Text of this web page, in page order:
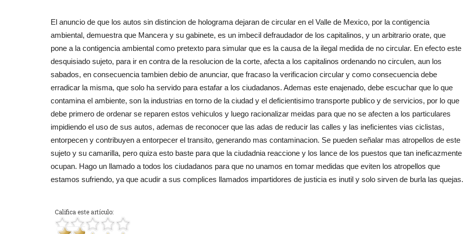
El anuncio de que los autos sin distincion de holograma dejaran de circular en el Valle de Mexico, por la contigencia
ambiental, demuestra que Mancera y su gabinete, es un imbecil defraudador de los capitalinos, y un arbitrario orate, que
pone a la contigencia ambiental como pretexto para simular que es la causa de la ilegal medida de no circular. En efecto este
desquisiado sujeto, para ir en contra de la resolucion de la corte, afecta a los capitalinos ordenando no circulen, aun los
sabados, en consecuencia tambien debio de anunciar, que fracaso la verificacion circular y como consecuencia debe
erradicar la misma, que solo ha servido para estafar a los ciudadanos. Ademas este enajenado, debe escuchar que lo que
contamina el ambiente, son la industrias en torno de la ciudad y el deficientisimo transporte publico y de servicios, por lo que
debe primero de ordenar se reparen estos vehiculos y luego racionalizar meidas para que no se afecten a los particulares
impidiendo el uso de sus autos, ademas de reconocer que las adas de reducir las calles y las ineficientes vias ciclistas,
entorpecen y contribuyen a entorpecer el transito, generando mas contaminacion. Se pueden señalar mas atropellos de este
sujeto y su camarilla, pero quiza esto baste para que la ciudadnia reaccione y los lance de los puestos que tan ineficazmente
ocupan. Hago un llamado a todos los ciudadanos para que no unamos en tomar medidas que eviten los atropellos que
estamos sufriendo, ya que acudir a sus complices llamados impartidores de justicia es inutil y solo sirven de burla las quejas.
Califica este artículo: